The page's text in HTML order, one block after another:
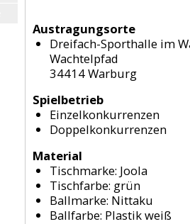
Austragungsorte
Dreifach-Sporthalle im
Wachtelpfad
34414 Warburg
Spielbetrieb
Einzelkonkurrenzen
Doppelkonkurrenzen
Material
Tischmarke: Joola
Tischfarbe: grün
Ballmarke: Nittaku
Ballfarbe: Plastik weiß